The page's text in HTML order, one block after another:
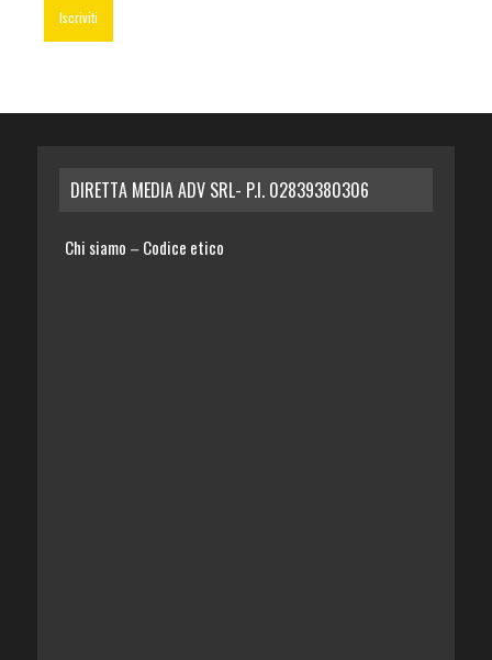
DIRETTA MEDIA ADV SRL- P.I. 02839380306
Chi siamo – Codice etico